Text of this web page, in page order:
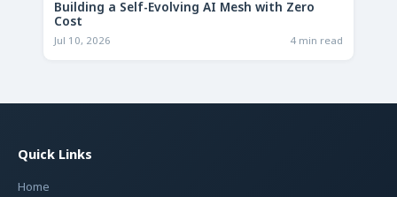
Building a Self-Evolving AI Mesh with Zero
Cost
Jul 10, 2026 4 min read
Quick Links
Home